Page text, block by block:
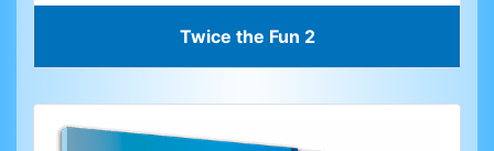
Twice the Fun 2